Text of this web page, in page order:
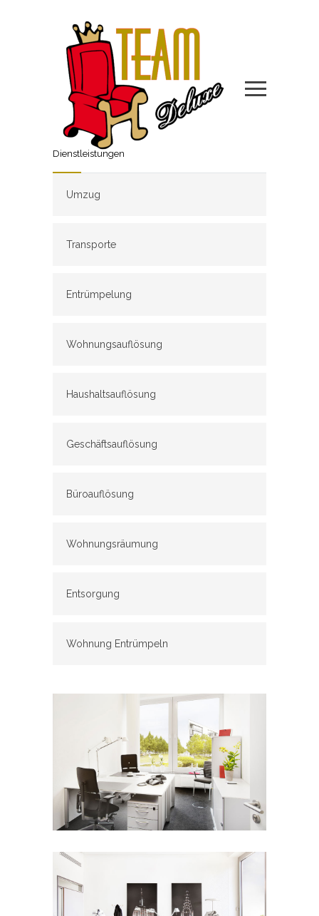
Dienstleistungen
Umzug
Transporte
Entrümpelung
Wohnungsauflösung
Haushaltsauflösung
Geschäftsauflösung
Büroauflösung
Wohnungsräumung
Entsorgung
Wohnung Entrümpeln